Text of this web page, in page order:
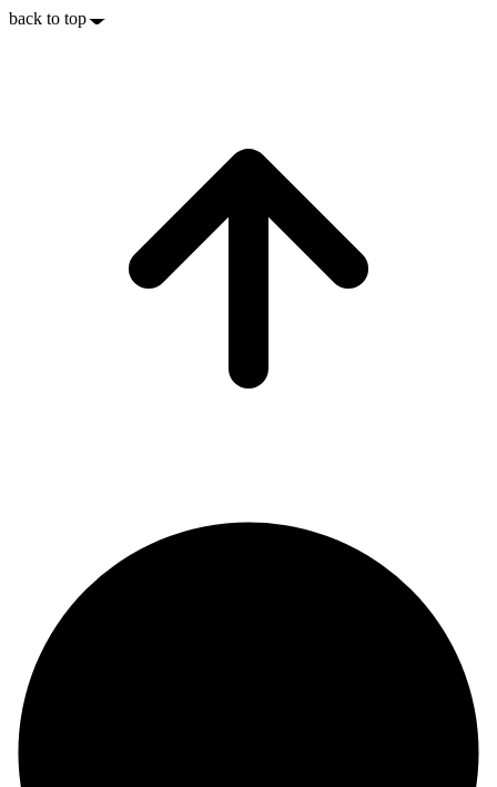
back to top